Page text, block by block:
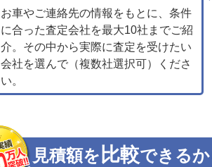
お車やご連絡先の情報をもとに、条件
に合った査定会社を最大10社までご紹
介。その中から実際に査定を受けたい
会社を選んで（複数社選択可）くださ
い。
見積額を 比較できるか